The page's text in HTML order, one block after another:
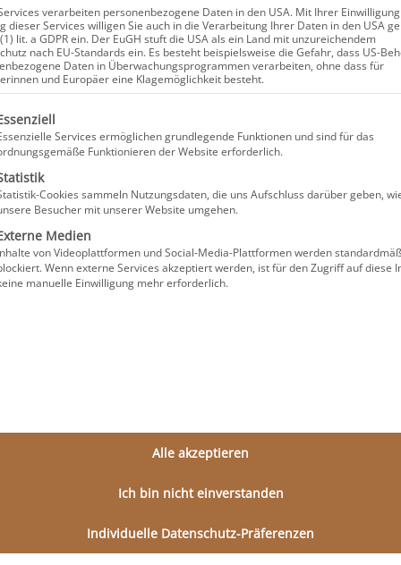
PRF-Behandlung
6. Mai 2024
Quicknavigation
Klassische Dermatologie
Aktuelles & News
verarbeiten personenbezogene Daten in den USA. Mit Ihrer
dieser Services willigen Sie auch in die Verarbeitung Ihrer Daten in den USA
lit. a GDPR ein. Der EuGH stuft die USA als ein Land mit unzureichendem
nach EU-Standards ein. Es besteht beispielsweise die Gefahr, dass US-
Daten in Überwachungsprogrammen verarbeiten, ohne dass für
und Europäer eine Klagemöglichkeit besteht.
eine Liste der Service-Gruppen, für die eine
Services ermöglichen grundlegende Funktionen und sind für das
Funktionieren der Website erforderlich.
Cookies sammeln Nutzungsdaten, die uns Aufschluss darüber geben,
Besucher mit unserer Website umgehen.
Medien
von Videoplattformen und Social-Media-Plattformen werden
Wenn externe Services akzeptiert werden, ist für den Zugriff auf diese
manuelle Einwilligung mehr erforderlich.
Alle akzeptieren
Ich bin nicht einverstanden
Individuelle Datenschutz-Präferenzen